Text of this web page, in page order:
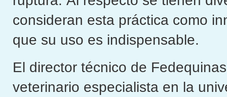
consideran esta práctica como
que su uso es indispensable.
El director técnico de
veterinario especialista en la